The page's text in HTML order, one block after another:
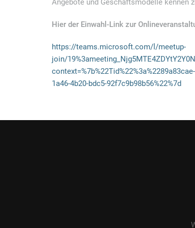
Angebote und Geschäftsmodelle kennen
Hier der Einwahl-Link zur
https://teams.microsoft.com/l/meetup-
join/
1a46-4b20-bdc5-92f7c9b98b56%22%7d